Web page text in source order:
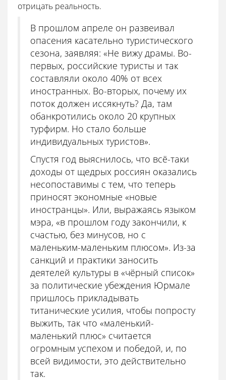
отрицать реальность.
В прошлом апреле он развеивал
опасения касательно туристического
сезона, заявляя: «Не вижу драмы. Во-
первых, российские туристы и так
составляли около 40% от всех
иностранных. Во-вторых, почему их
поток должен иссякнуть? Да, там
обанкротились около 20 крупных
турфирм. Но стало больше
индивидуальных туристов».
Спустя год выяснилось, что всё-таки
доходы от щедрых россиян оказались
несопоставимы с тем, что теперь
приносят экономные «новые
иностранцы». Или, выражаясь языком
мэра, «в прошлом году закончили, к
счастью, без минусов, но с
маленьким-маленьким плюсом». Из-за
санкций и практики заносить
деятелей культуры в «чёрный список»
за политические убеждения Юрмале
пришлось прикладывать
титанические усилия, чтобы попросту
выжить, так что «маленький-
маленький плюс» считается
огромным успехом и победой, и, по
всей видимости, это действительно
так.